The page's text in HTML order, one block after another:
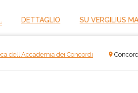
DETTAGLIO SU VERGILIUS
dell'Accademia dei Concordi